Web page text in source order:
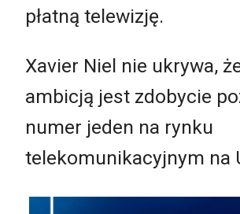
płatną telewizję.
Xavier Niel nie ukrywa,
ambicją jest zdobycie
numer jeden na rynku
telekomunikacyjnym na